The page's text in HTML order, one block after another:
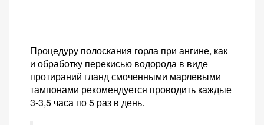
Процедуру полоскания горла при ангине, как
и обработку перекисью водорода в виде
протираний гланд смоченными марлевыми
тампонами рекомендуется проводить каждые
3-3,5 часа по 5 раз в день.